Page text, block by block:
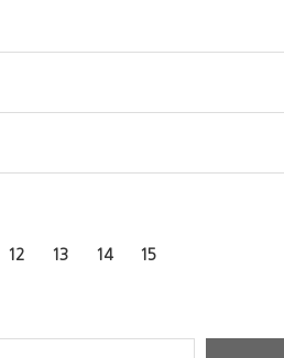
12 13 14 15